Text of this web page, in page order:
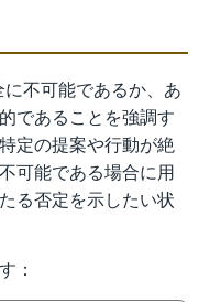
不可能であるか、あ
であることを強調す
定の提案や行動が絶
可能である場合に用
る否定を示したい状
：